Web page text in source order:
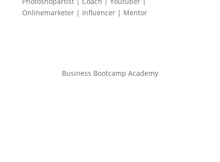
Onlinemarketer | Influencer | Mentor
Business Bootcamp Academy